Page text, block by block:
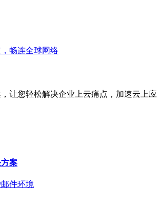
畅连全球网络
让您轻松解决企业上云痛点，加速云上应
案
件环境